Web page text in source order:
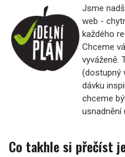
Jsme
web -
každého
Chceme
vyváženě.
(dostupný
dávku
chceme
usnadnění
Co takhle si přečíst